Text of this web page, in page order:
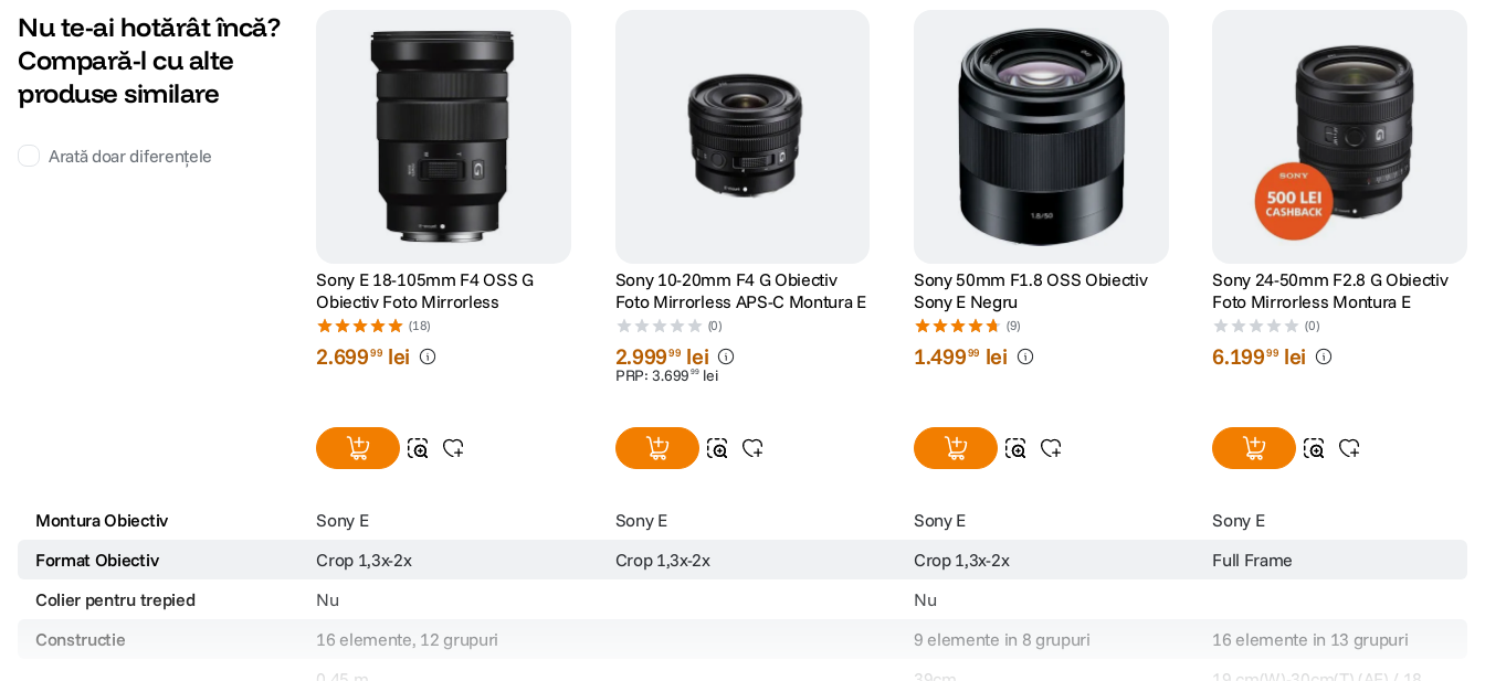
Nu te-ai hotărât încă?
Compară-l cu alte
produse similare
Arată doar diferențele
Sony E 18-105mm F4 OSS G
Obiectiv Foto Mirrorless
(18)
2.69999 lei
Sony 10-20mm F4 G Obiectiv
Foto Mirrorless APS-C Montura E
(0)
2.99999 lei
PRP: 3.699 99 lei
Sony 50mm F1.8 OSS Obiectiv
Sony E Negru
(9)
1.49999 lei
Sony 24-50mm F2.8 G Obiectiv
Foto Mirrorless Montura E
(0)
6.19999 lei
Montura Obiectiv Sony E Sony E Sony E
Sony E
Format Obiectiv
Crop 1,3x-2x Crop 1,3x-2x Crop 1,3x-2x
Full Frame
Colier pentru trepied
Nu
Nu
Constructie
16 elemente, 12 grupuri 9 elemente in 8 grupuri 16 elemente in 13 grupuri